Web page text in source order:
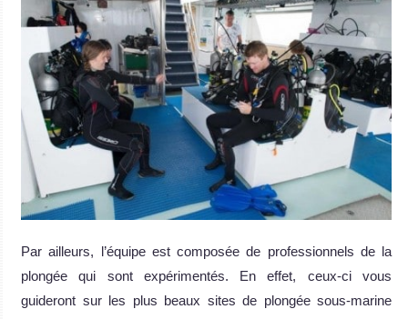
Par ailleurs, l’équipe est composée de professionnels de la
plongée qui sont expérimentés. En effet, ceux-ci vous
guideront sur les plus beaux sites de plongée sous-marine